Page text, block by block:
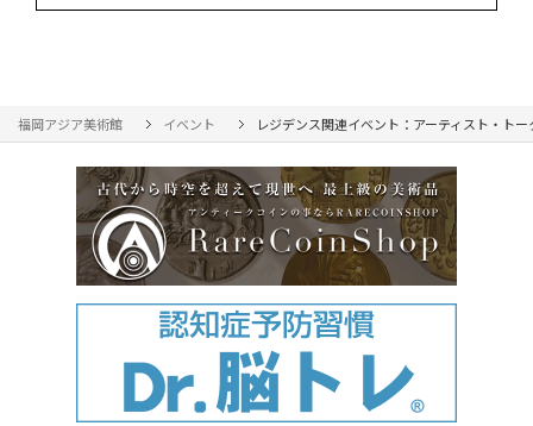
福岡アジア美術館 イベント レジデンス関連イベント：アーティスト・トー